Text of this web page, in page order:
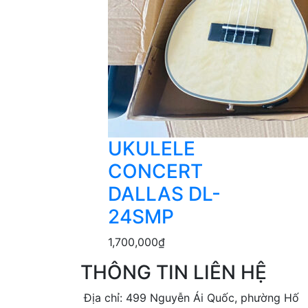
UKULELE
CONCERT
DALLAS DL-
24SMP
1,700,000₫
THÔNG TIN LIÊN HỆ
Địa chỉ: 499 Nguyễn Ái Quốc, phường Hố